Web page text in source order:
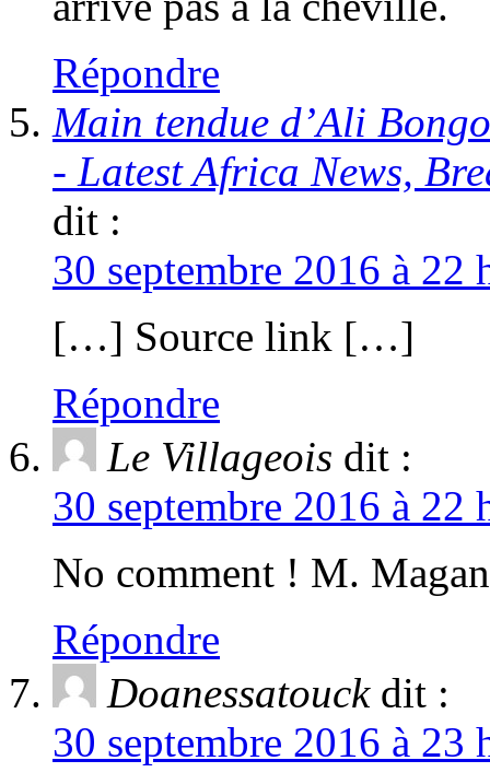
Répondre
Main tendue d’Ali
- Latest Africa News,
dit :
30 septembre 2016 à
[…] Source link […]
Répondre
Le Villageois dit :
30 septembre 2016 à
No comment ! M.
Répondre
Doanessatouck dit :
30 septembre 2016 à